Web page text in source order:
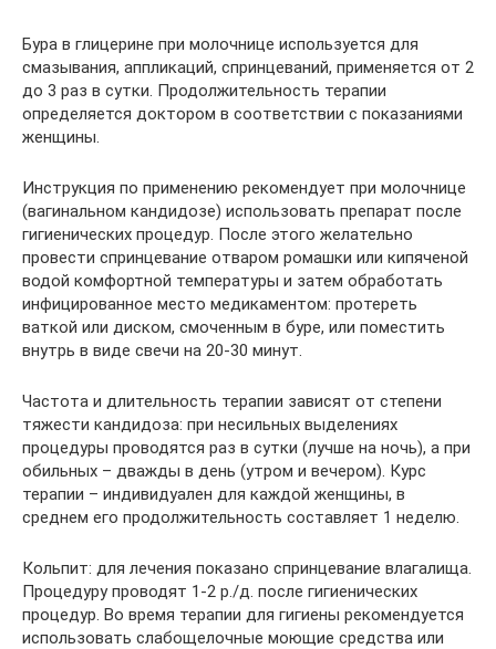
Бура в глицерине при молочнице используется для
смазывания, аппликаций, спринцеваний, применяется от 2
до 3 раз в сутки. Продолжительность терапии
определяется доктором в соответствии с показаниями
женщины.
Инструкция по применению рекомендует при молочнице
(вагинальном кандидозе) использовать препарат после
гигиенических процедур. После этого желательно
провести спринцевание отваром ромашки или кипяченой
водой комфортной температуры и затем обработать
инфицированное место медикаментом: протереть
ваткой или диском, смоченным в буре, или поместить
внутрь в виде свечи на 20-30 минут.
Частота и длительность терапии зависят от степени
тяжести кандидоза: при несильных выделениях
процедуры проводятся раз в сутки (лучше на ночь), а при
обильных – дважды в день (утром и вечером). Курс
терапии – индивидуален для каждой женщины, в
среднем его продолжительность составляет 1 неделю.
Кольпит: для лечения показано спринцевание влагалища.
Процедуру проводят 1-2 р./д. после гигиенических
процедур. Во время терапии для гигиены рекомендуется
использовать слабощелочные моющие средства или